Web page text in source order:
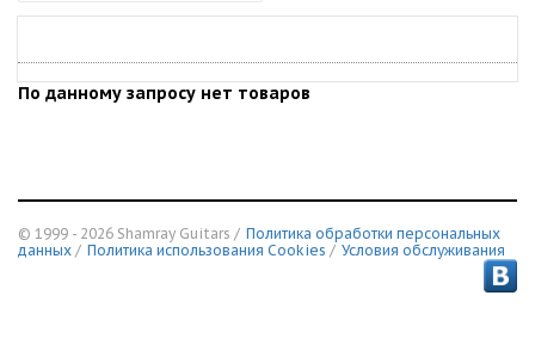
По данному запросу нет товаров
© 1999 - 2026 Shamray Guitars / Политика обработки персональных
данных / Политика использования Сookies / Условия обслуживания